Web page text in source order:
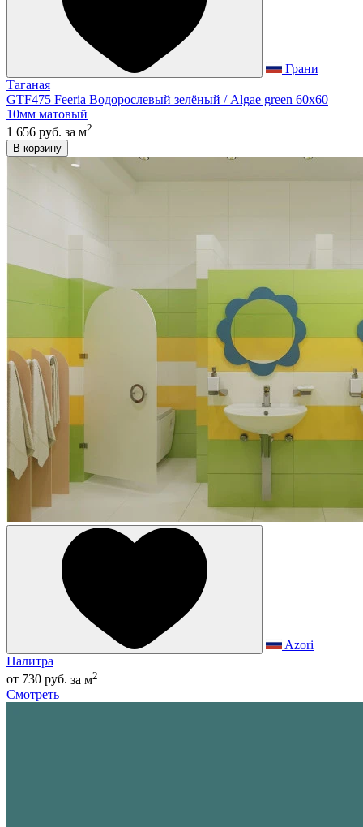
Грани
Таганая
GTF475 Feeria Водорослевый зелёный / Algae green 60x60
10мм матовый
1 656 руб. за м2
В корзину
Azori
Палитра
от 730 руб. за м2
Смотреть